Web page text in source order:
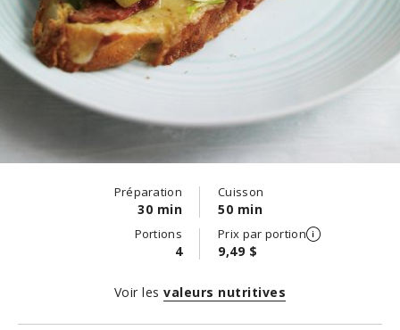
Préparation
30 min
Cuisson
50 min
Portions
4
Prix par portion
9,49 $
Voir les valeurs nutritives